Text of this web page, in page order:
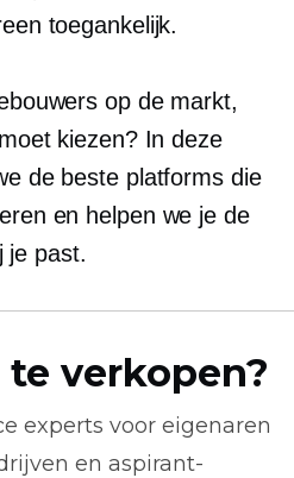
toegankelijk.
op de markt,
kiezen? In deze
de beste platforms die
en helpen we je de
je past.
verkopen?
experts voor eigenaren
en aspirant-